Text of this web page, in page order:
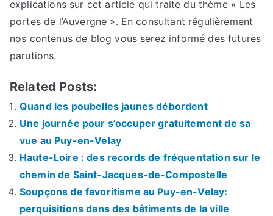
explications sur cet article qui traite du thème « Les
portes de l’Auvergne ». En consultant régulièrement
nos contenus de blog vous serez informé des futures
parutions.
Related Posts:
Quand les poubelles jaunes débordent
Une journée pour s’occuper gratuitement de sa
vue au Puy-en-Velay
Haute-Loire : des records de fréquentation sur le
chemin de Saint-Jacques-de-Compostelle
Soupçons de favoritisme au Puy-en-Velay:
perquisitions dans des bâtiments de la ville